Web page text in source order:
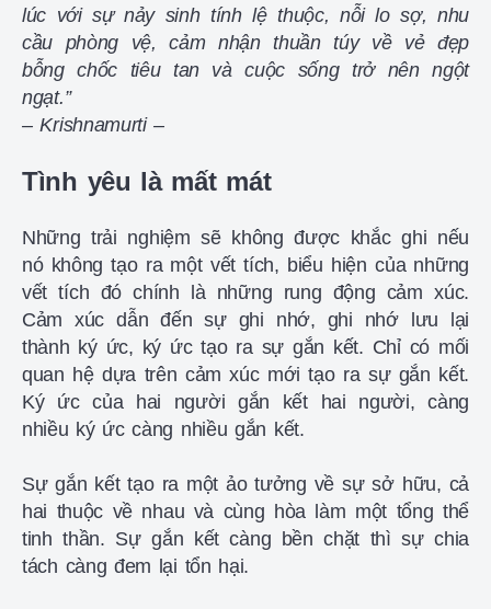
lúc với sự nảy sinh tính lệ thuộc, nỗi lo sợ, nhu
cầu phòng vệ, cảm nhận thuần túy về vẻ đẹp
bỗng chốc tiêu tan và cuộc sống trở nên ngột
ngạt.”
– Krishnamurti –
Tình yêu là mất mát
Những trải nghiệm sẽ không được khắc ghi nếu
nó không tạo ra một vết tích, biểu hiện của những
vết tích đó chính là những rung động cảm xúc.
Cảm xúc dẫn đến sự ghi nhớ, ghi nhớ lưu lại
thành ký ức, ký ức tạo ra sự gắn kết. Chỉ có mối
quan hệ dựa trên cảm xúc mới tạo ra sự gắn kết.
Ký ức của hai người gắn kết hai người, càng
nhiều ký ức càng nhiều gắn kết.
Sự gắn kết tạo ra một ảo tưởng về sự sở hữu, cả
hai thuộc về nhau và cùng hòa làm một tổng thể
tinh thần. Sự gắn kết càng bền chặt thì sự chia
tách càng đem lại tổn hại.